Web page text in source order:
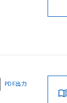
PDF出力